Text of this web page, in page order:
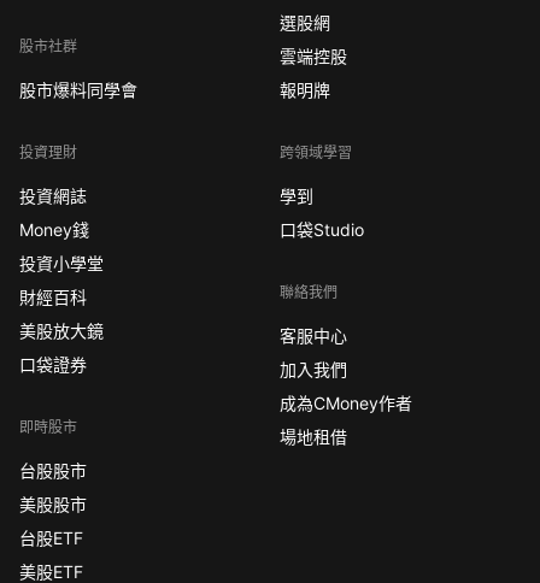
股市社群
股市爆料同學會
投資理財
投資網誌
Money錢
投資小學堂
財經百科
美股放大鏡
口袋證券
即時股市
台股股市
美股股市
台股ETF
美股ETF
選股網
雲端控股
報明牌
跨領域學習
學到
口袋Studio
聯絡我們
客服中心
加入我們
成為CMoney作者
場地租借